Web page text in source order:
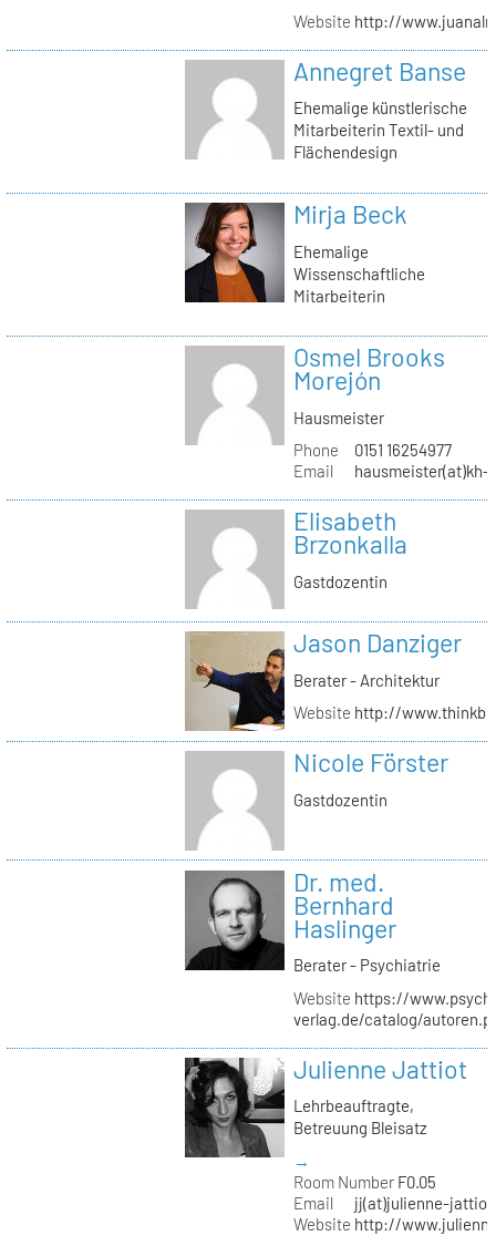
Website http://
Annegret Banse
Ehemalige künstlerische
Mitarbeiterin Textil- und
Flächendesign
Mirja Beck
Ehemalige
Wissenschaftliche
Mitarbeiterin
Osmel Brooks
Morejón
Hausmeister
Phone
0151 16254977
Email
hausmeister(at)kh-
Elisabeth
Brzonkalla
Gastdozentin
Jason Danziger
Berater - Architektur
Website http://
Nicole Förster
Gastdozentin
Dr. med.
Bernhard
Haslinger
Berater - Psychiatrie
Website https://
verlag.de/catalog/
Julienne Jattiot
Lehrbeauftragte,
Betreuung Bleisatz
→
Room NumberF0.05
Email
jj(at)julienne-
Website http://